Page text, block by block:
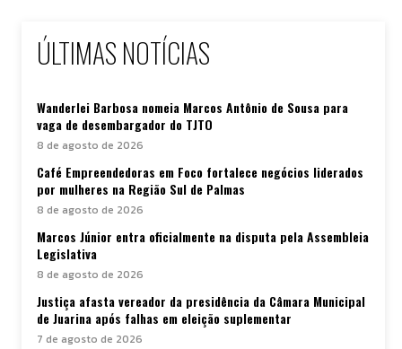
ÚLTIMAS NOTÍCIAS
Wanderlei Barbosa nomeia Marcos Antônio de Sousa para
vaga de desembargador do TJTO
8 de agosto de 2026
Café Empreendedoras em Foco fortalece negócios liderados
por mulheres na Região Sul de Palmas
8 de agosto de 2026
Marcos Júnior entra oficialmente na disputa pela Assembleia
Legislativa
8 de agosto de 2026
Justiça afasta vereador da presidência da Câmara Municipal
de Juarina após falhas em eleição suplementar
7 de agosto de 2026